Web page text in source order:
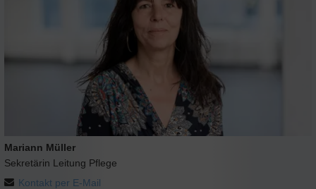
Mariann Müller
Sekretärin Leitung Pflege
Kontakt per E-Mail